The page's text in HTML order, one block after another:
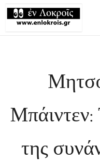
της